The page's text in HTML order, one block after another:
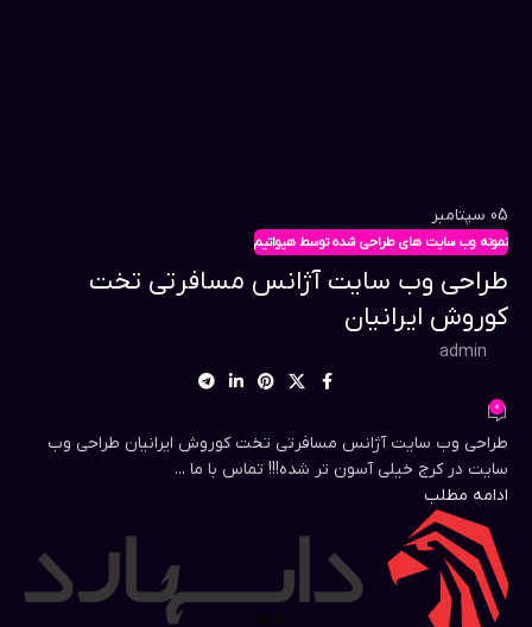
05 سپتامبر
نمونه وب سایت های طراحی شده توسط هیواتیم
طراحی وب سایت آژانس مسافرتی تخت
کوروش ایرانیان
admin
0
طراحی وب سایت آژانس مسافرتی تخت کوروش ایرانیان طراحی وب
سایت در کرج خیلی آسون تر شده!!! تماس با ما ...
ادامه مطلب